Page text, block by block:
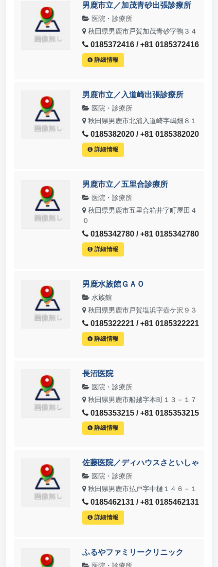
男鹿市立／加茂青砂出張診療所
医院・診療所
秋田県男鹿市戸賀加茂青砂字鴨３４
0185372416 / +81 0185372416
詳細情報
男鹿市立／入道崎出張診療所
医院・診療所
秋田県男鹿市北浦入道崎字嶋畑８１
0185382020 / +81 0185382020
詳細情報
男鹿市立／五里合診療所
医院・診療所
秋田県男鹿市五里合箱井字町屋田４
０
0185342780 / +81 0185342780
詳細情報
男鹿水族館ＧＡＯ
水族館
秋田県男鹿市戸賀塩浜字壺ケ沢９３
0185322221 / +81 0185322221
詳細情報
長沼医院
医院・診療所
秋田県男鹿市船越字本町１３－１７
0185353215 / +81 0185353215
詳細情報
佐藤医院／ディハウスさといしゃ
医院・診療所
秋田県男鹿市払戸字中樋１４６－１
0185462131 / +81 0185462131
詳細情報
ふるやファミリークリニック